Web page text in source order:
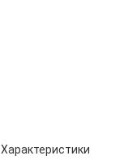
Характеристики